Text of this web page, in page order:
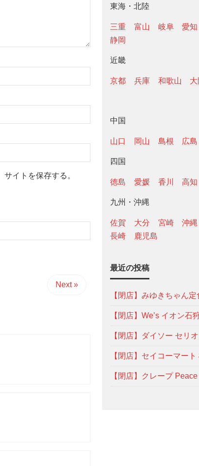
イトを保存する。
Next »
東海・北陸
三重 富山 岐阜 愛知
静岡
近畿
京都 兵庫 和歌山 大
中国
山口 岡山 島根 広島
四国
徳島 愛媛 香川 高知
九州・沖縄
佐賀 大分 宮崎 沖縄
長崎
鹿児島
最近の投稿
【閉店】みゆきちゃん定
【閉店】We’s イオン石
【閉店】ダイソー セリ
【閉店】セイコーマー
【閉店】クレープ